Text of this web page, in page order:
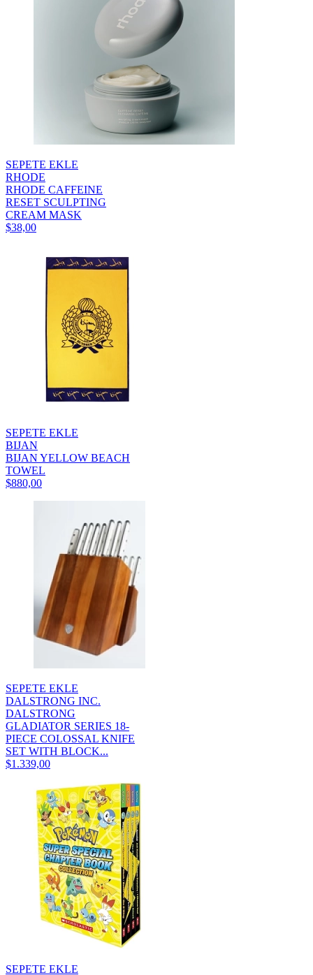
SEPETE EKLE
RHODE
RHODE CAFFEINE
RESET SCULPTING
CREAM MASK
$38,00
SEPETE EKLE
BIJAN
BIJAN YELLOW BEACH
TOWEL
$880,00
SEPETE EKLE
DALSTRONG INC.
DALSTRONG
GLADIATOR SERIES 18-
PIECE COLOSSAL KNIFE
SET WITH BLOCK...
$1.339,00
SEPETE EKLE